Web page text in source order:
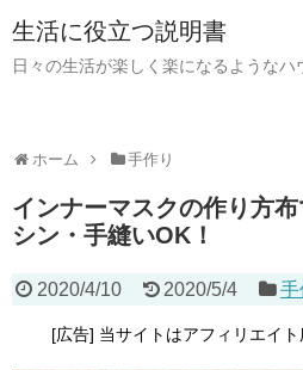
生活に役立つ説明書
日々の生活が楽しく楽になるようなハ
ホーム 手作り
インナーマスクの作り方
シン・手縫いOK！
2020/4/10 2020/5/4 手
[広告] 当サイトはアフィリエイト